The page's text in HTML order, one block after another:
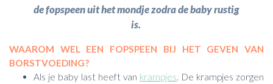
de fopspeen uit het mondje zodra de baby rustig
is.
WAAROM WEL EEN FOPSPEEN BIJ HET GEVEN VAN
BORSTVOEDING?
Als je baby last heeft van krampjes. De krampjes zorgen